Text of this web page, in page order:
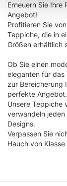
(impronte
Approfondisci
e imposta le
dalla
Utilizziamo i
annunci, per
analizzare il
informazioni
nostri partner
Erneuern Sie Ihre
Angebot!
Profitieren Sie
Teppiche, die in
Größen erhältlich
Ob Sie einen
eleganten für das
zur Bereicherung
perfekte Angebot.
Unsere Teppiche
verwandeln jeden
Designs.
Verpassen Sie
Hauch von